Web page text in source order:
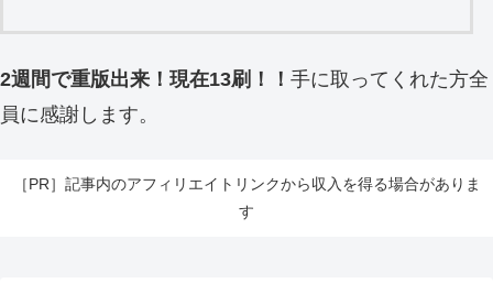
2週間で重版出来！現在13刷！！ 手に取ってくれた方全
員に感謝します。
［PR］記事内のアフィリエイトリンクから収入を得る場合がありま
す